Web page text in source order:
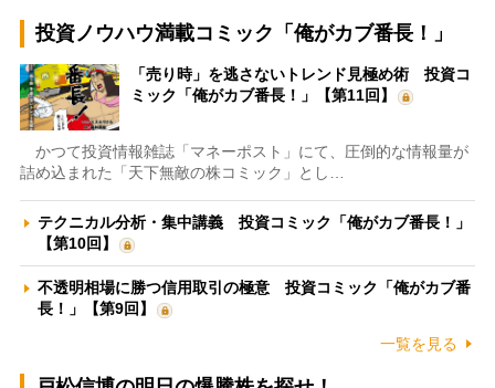
投資ノウハウ満載コミック「俺がカブ番長！」
「売り時」を逃さないトレンド見極め術 投資コ
ミック「俺がカブ番長！」【第11回】
かつて投資情報雑誌「マネーポスト」にて、圧倒的な情報量が
詰め込まれた「天下無敵の株コミック」とし…
テクニカル分析・集中講義 投資コミック「俺がカブ番長！」
【第10回】
不透明相場に勝つ信用取引の極意 投資コミック「俺がカブ番
長！」【第9回】
一覧を見る